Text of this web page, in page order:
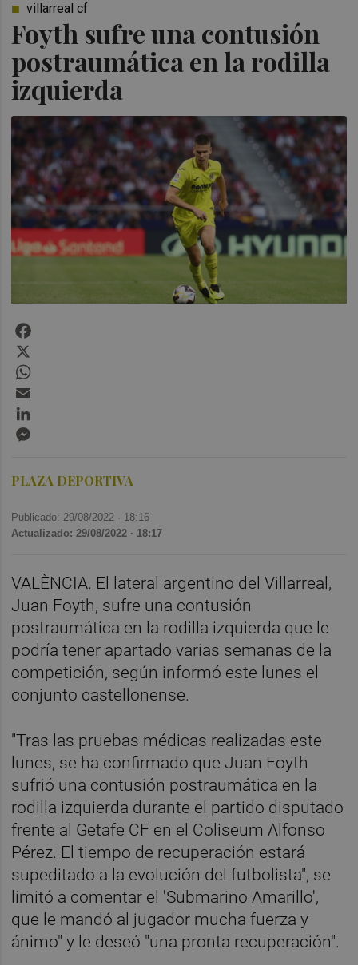
Foyth sufre una contusión
postraumática en la rodilla
izquierda
villarreal cf
PLAZA DEPORTIVA
Publicado: 29/08/2022 · 18:16
Actualizado: 29/08/2022 · 18:17
VALÈNCIA. El lateral argentino del Villarreal,
Juan Foyth, sufre una contusión
postraumática en la rodilla izquierda que le
podría tener apartado varias semanas de la
competición, según informó este lunes el
conjunto castellonense.
"Tras las pruebas médicas realizadas este
lunes, se ha confirmado que Juan Foyth
sufrió una contusión postraumática en la
rodilla izquierda durante el partido disputado
frente al Getafe CF en el Coliseum Alfonso
Pérez. El tiempo de recuperación estará
supeditado a la evolución del futbolista", se
limitó a comentar el 'Submarino Amarillo',
que le mandó al jugador mucha fuerza y
ánimo" y le deseó "una pronta recuperación".